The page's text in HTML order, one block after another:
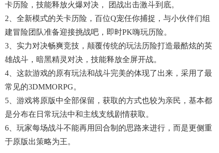
卡历险，技能释放火爆对决， 团战出击激斗到底。
2、全新模式的关卡历险，百位Q宠任你捕捉，与小伙伴们组
建冒险团队准备迎接挑战吧，即时PK嗨玩历险。
3、实力对决畅爽竞技，颠覆传统的玩法历险打造最酷炫的英
雄战斗，暗黑精灵对决，技能释放全屏开战。
4、这款游戏的原有玩法和战斗完美的体现了出来，采用了最
常见的3DMMORPG。
5、游戏将原版中全部保留，获取的方式也较为亲民，基本都
是分布在日常玩法中和主线支线剧情获取。
6、玩家每场战斗不能再用回合制的思路来进行，而是更侧重
于原版出策略为王。